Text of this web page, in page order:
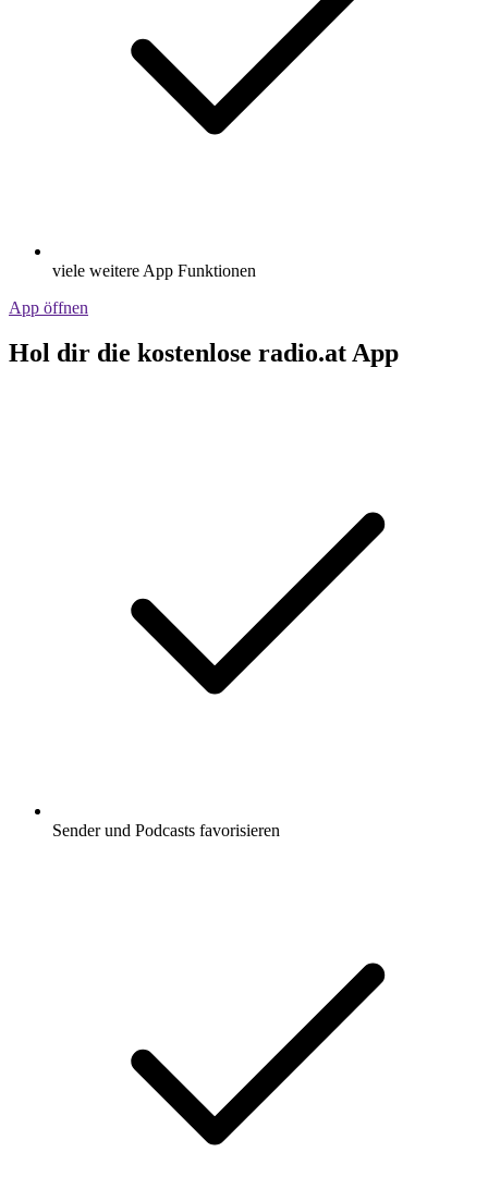
viele weitere App Funktionen
App öffnen
Hol dir die kostenlose radio.at App
Sender und Podcasts favorisieren